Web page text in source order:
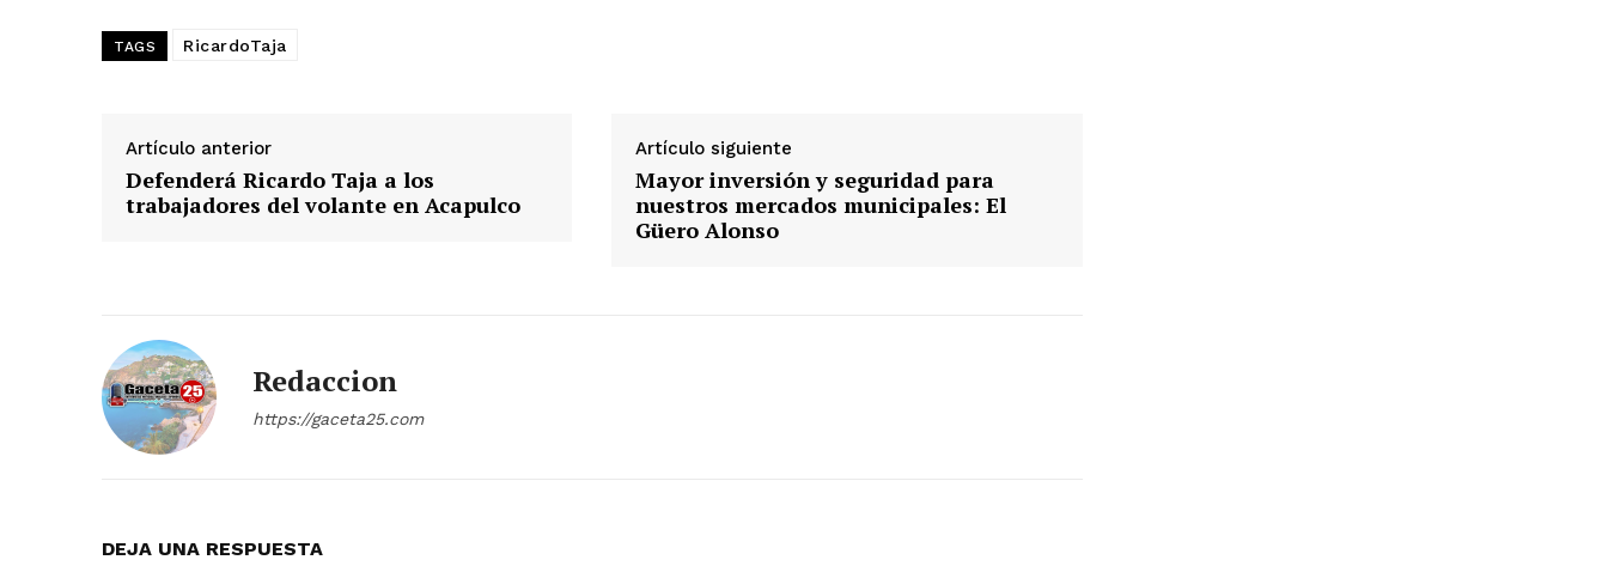
TAGS RicardoTaja
Artículo anterior
Defenderá Ricardo Taja a los
trabajadores del volante en Acapulco
Artículo siguiente
Mayor inversión y seguridad para
nuestros mercados municipales: El
Güero Alonso
Redaccion
https://gaceta25.com
DEJA UNA RESPUESTA